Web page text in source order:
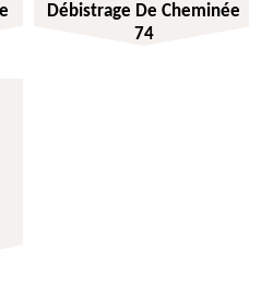
Débistrage De Cheminée
74